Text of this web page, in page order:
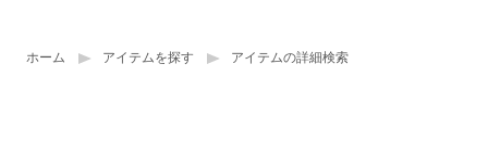
ホーム アイテムを探す アイテムの詳細検索